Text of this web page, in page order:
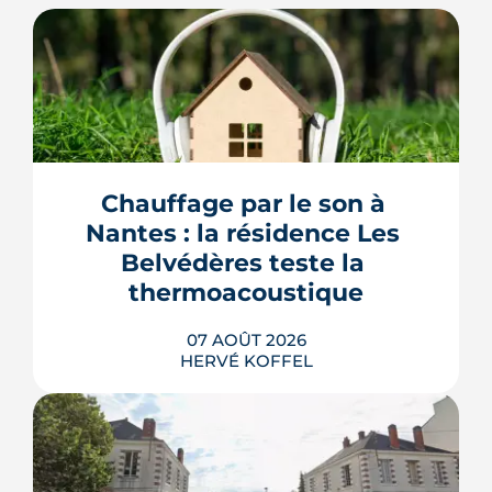
Chauffage par le son à
Nantes : la résidence Les
Belvédères teste la
thermoacoustique
07 AOÛT 2026
HERVÉ KOFFEL